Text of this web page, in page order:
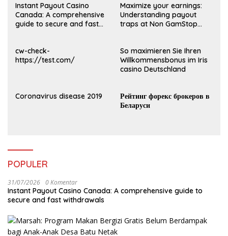
Instant Payout Casino
Canada: A comprehensive
guide to secure and fast
Maximize your earnings:
Understanding payout
traps at Non GamStop
cw-check-
https://test.com/
So maximieren Sie Ihren
Willkommensbonus im Iris
casino Deutschland
Coronavirus disease 2019
Рейтинг форекс брокеров в
Беларуси
POPULER
31/07/2026 0 Komentar
Instant Payout Casino Canada: A comprehensive guide to
secure and fast withdrawals